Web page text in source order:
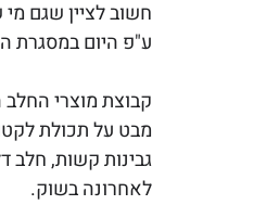
ע"פ היום במסגרת
קבוצת מוצרי החלב
מבט על תכולת
גבינות קשות, חלב
לאחרונה בשוק.